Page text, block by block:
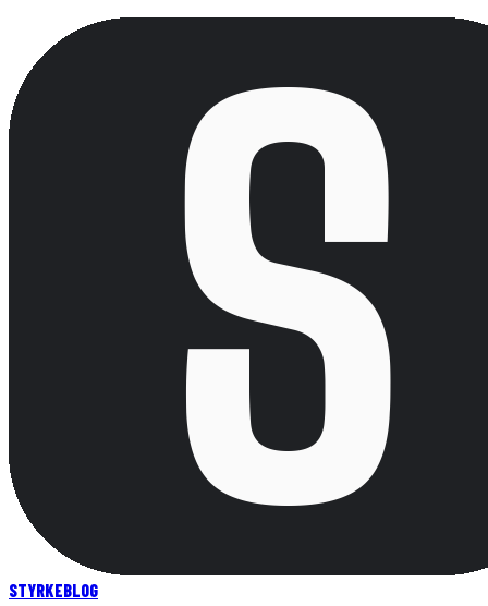
STYRKEBLOG